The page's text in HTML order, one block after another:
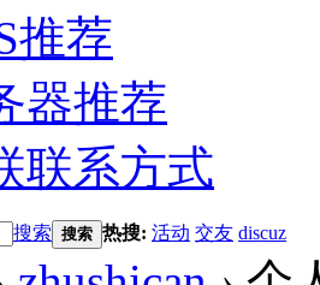
推荐
器推荐
联系方式
搜索 搜索 热搜: 活动 交友 discuz